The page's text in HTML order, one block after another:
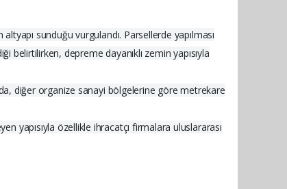
sunduğu vurgulandı. Parsellerde yapılması
belirtilirken, depreme dayanıklı zemin yapısıyla
diğer organize sanayi bölgelerine göre metrekare
yapısıyla özellikle ihracatçı firmalara uluslararası